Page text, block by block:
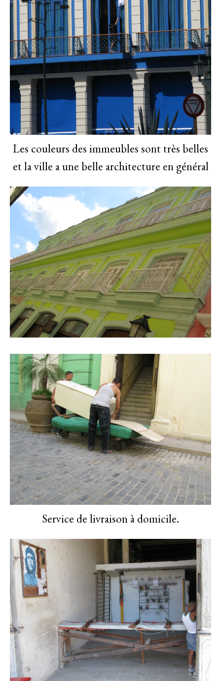
Les couleurs des immeubles sont très belles
et la ville a une belle architecture en général
Service de livraison à domicile.